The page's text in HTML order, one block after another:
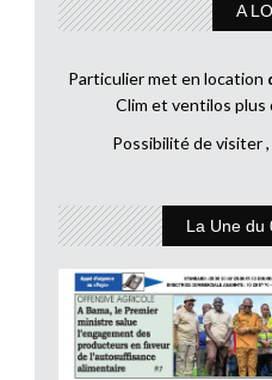
A
Particulier met en location
Clim et ventilos plus
Possibilité de visiter
La Une du